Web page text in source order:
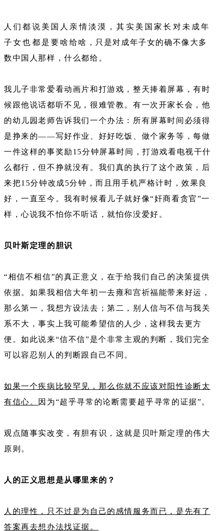
人们都说美国人亲情淡漠，其实美国家长对未成年
子女也都是要啥给啥，只是对成年子女的确不像大多
数中国人那样，什么都给。
我儿子非常爱看动画片和打游戏，整天捧着屏幕，有时
候跟他说话都听不见，很难管教。有一次开家长会，他
的幼儿园老师告诉我们一个办法：所有屏幕时间必须得
是挣来的——写好作业、好好吃饭、做个家务等，每做
一件这样的事奖励15分钟屏幕时间，打游戏看电视干什
么都行，但不挣就没有。我们真的执行了这个政策，后
来把15分钟改成5分钟，而且用手机严格计时，效果良
好，一直至今。我有时候看儿子就好像“奸商看贪官”一
样，心说我不怕你不听话，就怕你没爱好。
贝叶斯定理的胆识
“相信不相信”的真正意义，在于给我们自己的决策提供
依据。如果我相信大年初一去雍和宫祈福能带来好运，
那么第一，我想方设法去；第二，别人信与不信与我关
系不大，事实上我可能希望信的人少，这样我去更方
便。如此说来“信不信”是个非常主观的判断，我们完全
可以容忍别人的判断跟自己不同。
如果一个疾病比较罕见，那么你就不应该对阳性诊断太
有信心。 因为“超乎寻常的论断需要超乎寻常的证据”。
观点随事实改变，有胆有识，这就是贝叶斯定理的伟大
原则。
人的正义思想是从哪里来的？
人的理性，只不过是为自己的感情服务而已，是先有了
答案再去想办法找证据。